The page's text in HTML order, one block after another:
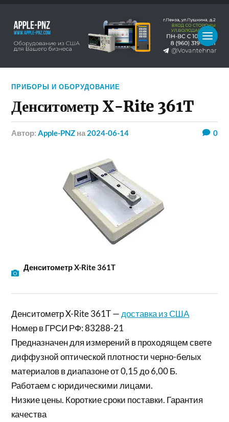
ПРИБОРЫ И ОБОРУДОВАНИЕ
Денситометр X-Rite 361T
Автор:Apple-PNZ на 2024-06-14 0
Денситометр X-Rite 361T
Денситометр X-Rite 361T — доставка из США
Номер в ГРСИ РФ: 83288-21
Предназначен для измерений в проходящем свете
диффузной оптической плотности черно-белых
материалов в диапазоне от 0,15 до 6,00 Б.
Работаем с юридическими лицами.
Низкие цены. Короткие сроки поставки. Гарантия
качества